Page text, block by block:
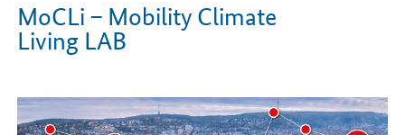
MoCLi – Mobility Climate
Living LAB